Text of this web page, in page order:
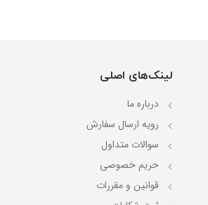
لینک‌های اصلی
درباره ما
رویه ارسال سفارش
سوالات متداول
حریم خصوصی
قوانین و مقررات